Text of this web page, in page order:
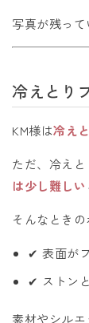
写真が残っ
冷えとり
KM様は冷え
ただ、冷え
は少し難しい
そんなときの
✔ 表面が
✔ ストン
素材やシル